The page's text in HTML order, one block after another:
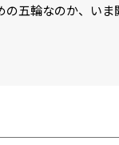
の五輪なのか、い